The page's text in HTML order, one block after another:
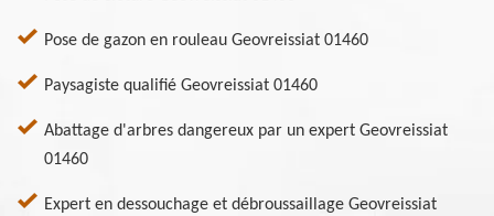
Pose de gazon en rouleau Geovreissiat 01460
Paysagiste qualifié Geovreissiat 01460
Abattage d'arbres dangereux par un expert Geovreissiat
01460
Expert en dessouchage et débroussaillage Geovreissiat